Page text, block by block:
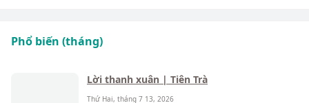
Phổ biến (tháng)
Lời thanh xuân | Tiên Trà
Thứ Hai, tháng 7 13, 2026